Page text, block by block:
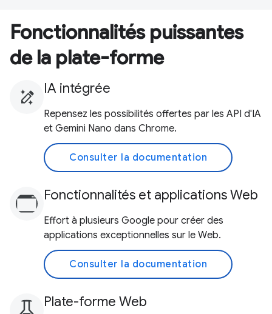
Fonctionnalités puissantes
de la plate-forme
IA intégrée
Repensez les possibilités offertes par les API d'IA
et Gemini Nano dans Chrome.
Consulter la documentation
Fonctionnalités et applications Web
Effort à plusieurs Google pour créer des
applications exceptionnelles sur le Web.
Consulter la documentation
Plate-forme Web